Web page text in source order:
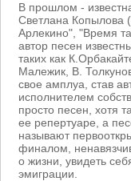
В прошлом -
Светлана Копылова
Арлекино", "Время
автор песен
таких как
Малежик, В.
свое амплуа, став
исполнителем
просто песен, хотя
ее репертуаре, а
называют
финалом,
о жизни, увидеть
эмиграции.